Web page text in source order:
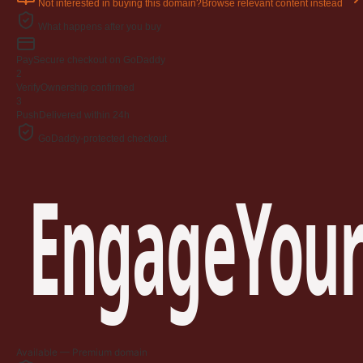
Jangan
03 April 2009
Berkenaan Witir & Tahajjud
20 October 2006
Not interested in buying this domain?Browse relevant content instead
What happens after you buy
PaySecure checkout on GoDaddy
2
VerifyOwnership confirmed
3
Push Delivered within 24h
GoDaddy-protected checkout
Available — Premium domain